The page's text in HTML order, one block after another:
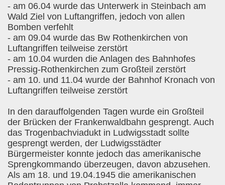
- am 06.04 wurde das Unterwerk in Steinbach am
Wald Ziel von Luftangriffen, jedoch von allen
Bomben verfehlt
- am 09.04 wurde das Bw Rothenkirchen von
Luftangriffen teilweise zerstört
- am 10.04 wurden die Anlagen des Bahnhofes
Pressig-Rothenkirchen zum Großteil zerstört
- am 10. und 11.04 wurde der Bahnhof Kronach von
Luftangriffen teilweise zerstört
In den darauffolgenden Tagen wurde ein Großteil
der Brücken der Frankenwaldbahn gesprengt. Auch
das Trogenbachviadukt in Ludwigsstadt sollte
gesprengt werden, der Ludwigsstädter
Bürgermeister konnte jedoch das amerikanische
Sprengkommando überzeugen, davon abzusehen.
Als am 18. und 19.04.1945 die amerikanischen